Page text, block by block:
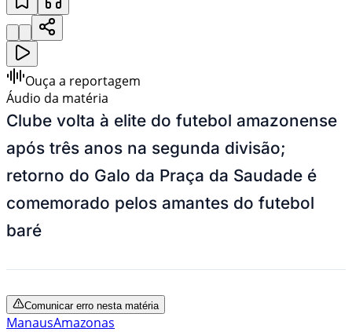
Ouça a reportagem
Áudio da matéria
Clube volta à elite do futebol amazonense
após três anos na segunda divisão;
retorno do Galo da Praça da Saudade é
comemorado pelos amantes do futebol
baré
Comunicar erro nesta matéria
ManausAmazonas